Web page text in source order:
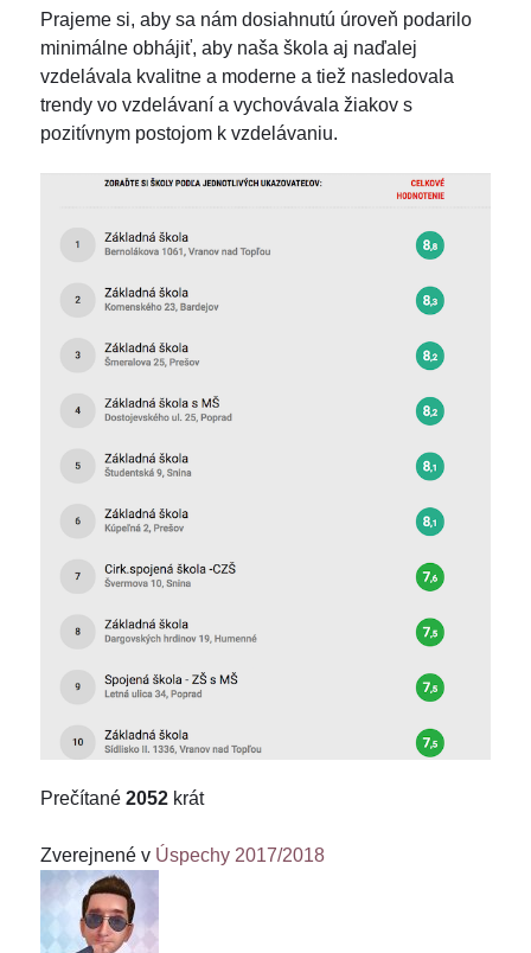
Prajeme si, aby sa nám dosiahnutú úroveň podarilo
minimálne obhájiť, aby naša škola aj naďalej
vzdelávala kvalitne a moderne a tiež nasledovala
trendy vo vzdelávaní a vychovávala žiakov s
pozitívnym postojom k vzdelávaniu.
Prečítané 2052 krát
Zverejnené v Úspechy 2017/2018